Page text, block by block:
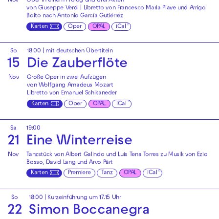
von Giuseppe Verdi | Libretto von Francesco Maria Piave und Arrigo
Boito nach Antonio García Gutiérrez
Karten
Oper OPAL iCal
So
15
Nov
18:00 mit deutschen Übertiteln
Die Zauberflöte
Große Oper in zwei Aufzügen
von Wolfgang Amadeus Mozart
Libretto von Emanuel Schikaneder
Karten
Oper OPAL iCal
Sa
21
Nov
19:00
Eine Winterreise
Tanzstück von Albert Galindo und Luis Tena Torres zu Musik von Ezio
Bosso, David Lang und Arvo Pärt
Karten
Premiere Tanz OPAL iCal
So
22
18:00 | Kurzeinführung um 17.15 Uhr
Simon Boccanegra